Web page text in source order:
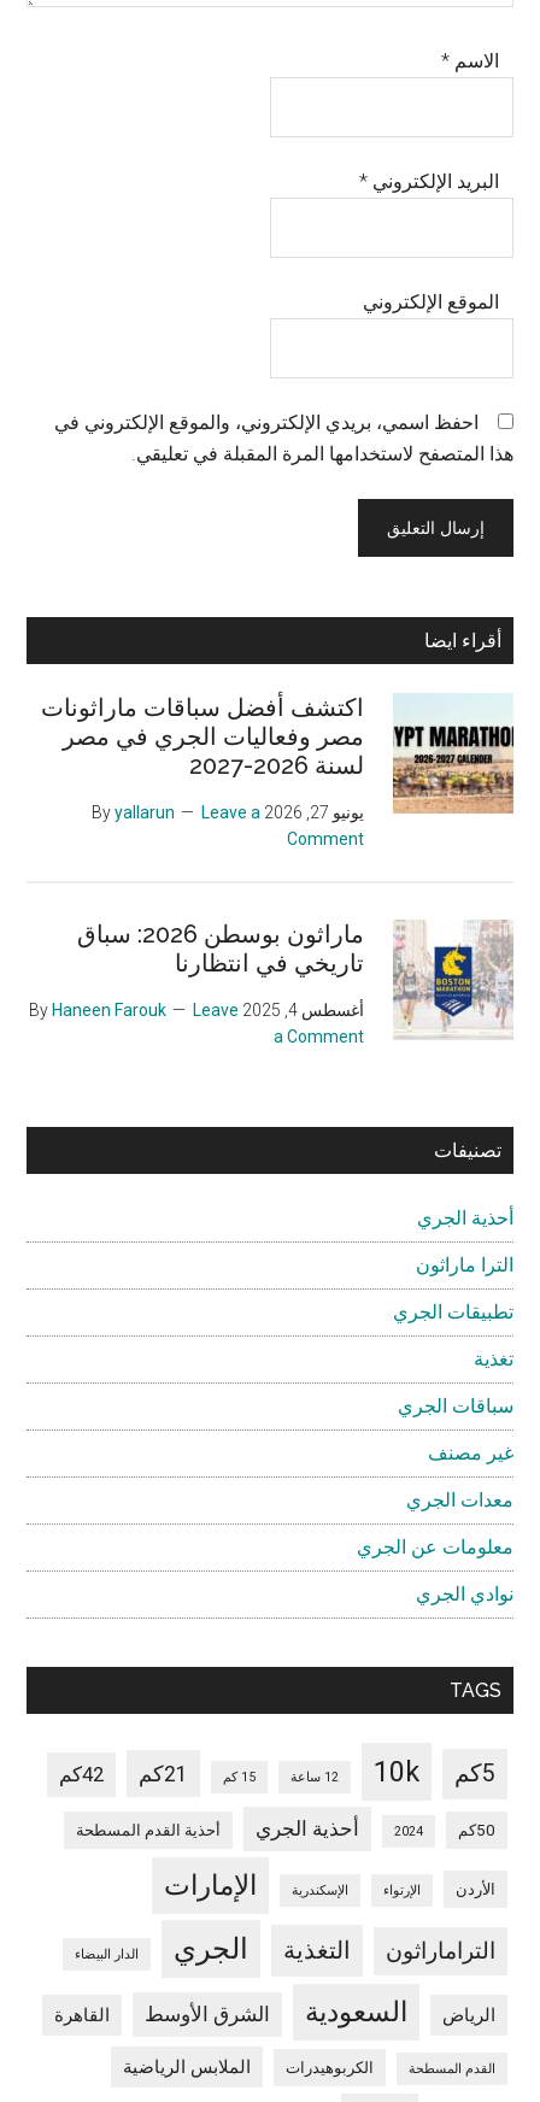
الاسم*
البريد الإلكتروني*
الموقع الإلكتروني
احفظ اسمي، بريدي الإلكتروني، والموقع الإلكتروني في
هذا المتصفح لاستخدامها المرة المقبلة في تعليقي.
Primary
أقراء ايضا
اكتشف أفضل سباقات ماراثونات
مصر وفعاليات الجري في مصر
لسنة 2026-2027
يونيو 27, 2026 yallarun
Leave a
Comment
ماراثون بوسطن 2026: سباق
تاريخي في انتظارنا
أغسطس 4, 2025 Haneen Farouk
Leave
a Comment
تصنيفات
أحذية الجري
الترا ماراثون
تطبيقات الجري
تغذية
سباقات الجري
غير مصنف
معدات الجري
معلومات عن الجري
نوادي الجري
TAGS
5كم 10k 12 ساعة 15 كم 21كم 42كم
50كم 2024 أحذية الجري أحذية القدم المسطحة
الأردن الإرتواء الإسكندرية الإمارات
التراماراثون التغذية الجري الدار البيضاء
الرياض السعودية الشرق الأوسط القاهرة
القدم المسطحة الكربوهيدرات الملابس الرياضية